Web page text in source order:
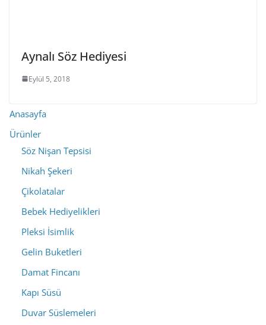
Aynalı Söz Hediyesi
Eylül 5, 2018
Anasayfa
Ürünler
Söz Nişan Tepsisi
Nikah Şekeri
Çikolatalar
Bebek Hediyelikleri
Pleksi İsimlik
Gelin Buketleri
Damat Fincanı
Kapı Süsü
Duvar Süslemeleri